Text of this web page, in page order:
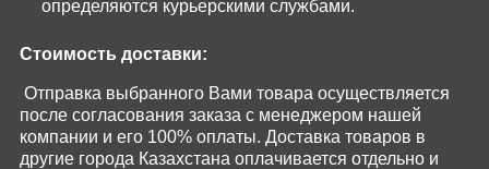
Отправка выбранного Вами товара осуществляется
после согласования заказа с менеджером нашей
компании и его 100% оплаты. Доставка товаров в
другие города Казахстана оплачивается отдельно и
Стоимость доставки:
определяются курьерскими службами.